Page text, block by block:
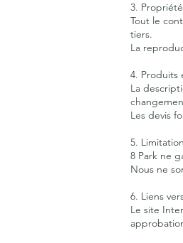
3.
Tout le
tiers.
La
4. Produits
La
Les devis
5.
8 Park ne
Nous ne
6. Liens
Le site